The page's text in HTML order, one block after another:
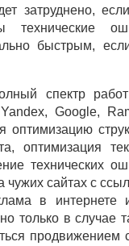
затруднено,
быстрым,
спектр
Google,
оптимизацию
оптимизация
технических
чужих сайтах с
в интернете
только в случае
продвижением